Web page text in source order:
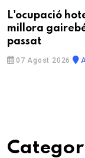
L'ocupació
millora
passat
07 Agost 2026